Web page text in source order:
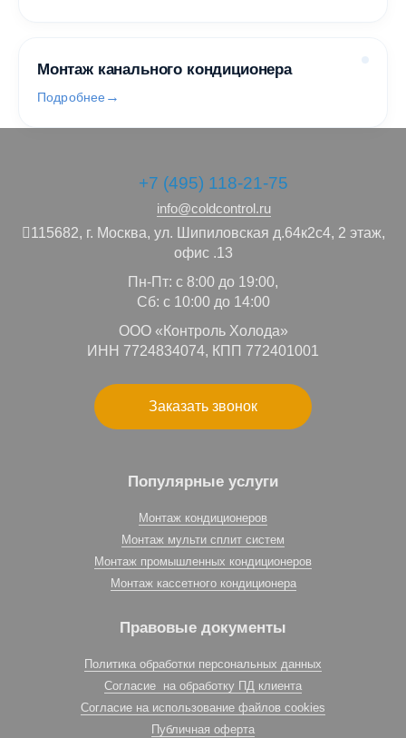
Монтаж канального кондиционера
Подробнее
+7 (495) 118-21-75
info@coldcontrol.ru
115682, г. Москва, ул. Шипиловская д.64к2с4, 2 этаж,
офис .13
Пн-Пт: с 8:00 до 19:00,
Сб: с 10:00 до 14:00
ООО «Контроль Холода»
ИНН 7724834074, КПП 772401001
Заказать звонок
Популярные услуги
Монтаж кондиционеров
Монтаж мульти сплит систем
Монтаж промышленных кондиционеров
Монтаж кассетного кондиционера
Правовые документы
Политика обработки персональных данных
Согласие на обработку ПД клиента
Согласие на использование файлов cookies
Публичная оферта